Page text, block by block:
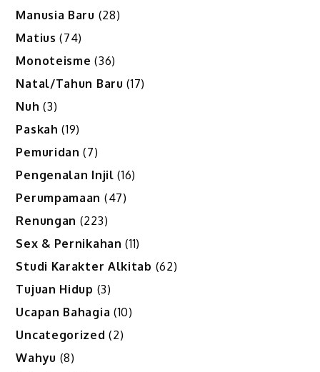
Manusia Baru (28)
Matius (74)
Monoteisme (36)
Natal/Tahun Baru (17)
Nuh (3)
Paskah (19)
Pemuridan (7)
Pengenalan Injil (16)
Perumpamaan (47)
Renungan (223)
Sex & Pernikahan (11)
Studi Karakter Alkitab (62)
Tujuan Hidup (3)
Ucapan Bahagia (10)
Uncategorized (2)
Wahyu (8)